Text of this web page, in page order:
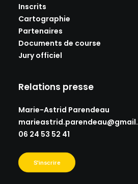
Inscrits
Cartographie
Partenaires
Documents de course
Jury officiel
Relations presse
Marie-Astrid Parendeau
marieastrid.parendeau@gmail.
06 24 53 52 41
S'inscrire